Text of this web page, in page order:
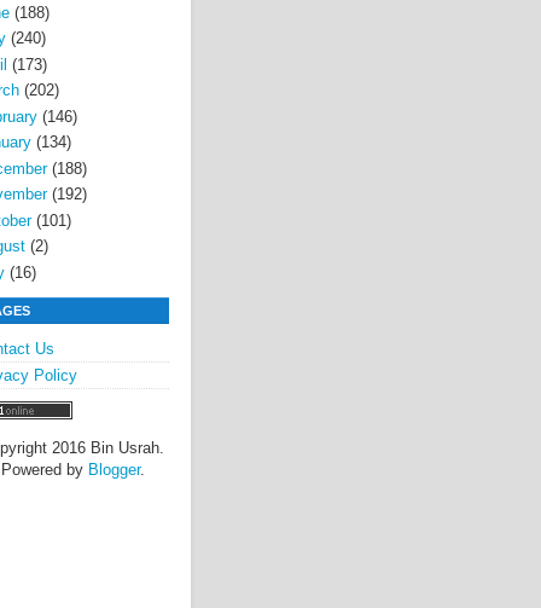
(188)
(240)
(173)
(202)
(146)
(134)
(188)
(192)
(101)
(2)
(16)
Us
Policy
2016 Bin Usrah.
Powered by Blogger.